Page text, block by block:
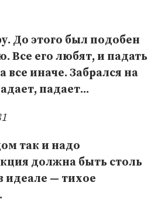
До этого был подобен
Все его любят, и падать
все иначе. Забрался на
падает...
так и надо
должна быть столь
идеале — тихое